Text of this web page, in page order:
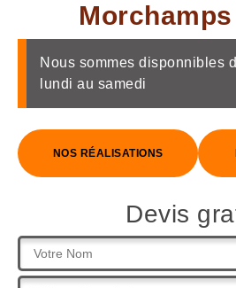
Morchamps
Nous sommes disponnibles
lundi au samedi
NOS RÉALISATIONS
Devis